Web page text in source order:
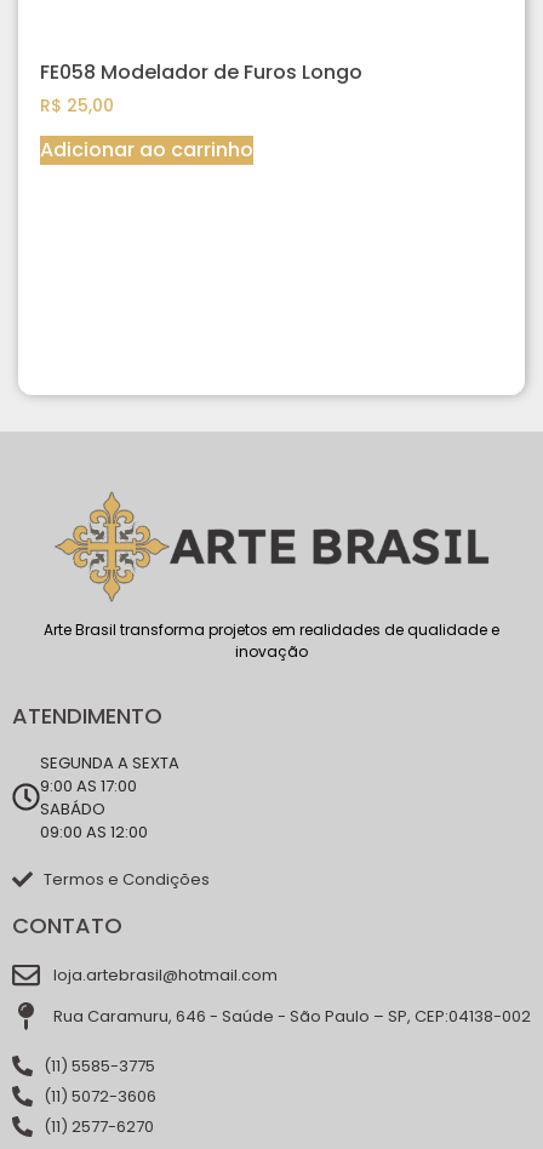
FE058 Modelador de Furos Longo
R$ 25,00
Adicionar ao carrinho
Arte Brasil transforma projetos em realidades de qualidade e
inovação
ATENDIMENTO
SEGUNDA A SEXTA
9:00 AS 17:00
SABÁDO
09:00 AS 12:00
Termos e Condições
CONTATO
loja.artebrasil@hotmail.com
Rua Caramuru, 646 - Saúde - São Paulo – SP, CEP:04138-002
(11) 5585-3775
(11) 5072-3606
(11) 2577-6270